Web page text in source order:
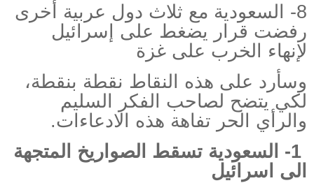
8- السعودية
مع ثلاث دول عربية أخرى
رفضت قرار يضغط على إسرائيل
لإنهاء الخرب على غزة
وسأرد على هذه النقاط نقطة بنقطة،
لكي يتضح لصاحب الفكر السليم
والرأي الحر تفاهة هذه الادعاءات.
1- السعودية
تسقط الصواريخ المتجهة
الى اسرائيل